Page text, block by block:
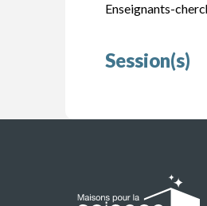
Enseignants-
Session(s)